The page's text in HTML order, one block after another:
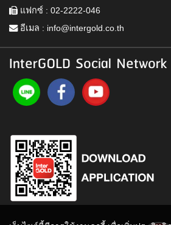
แฟกซ์ : 02-2222-046
อีเมล : info@intergold.co.th
InterGOLD Social Network